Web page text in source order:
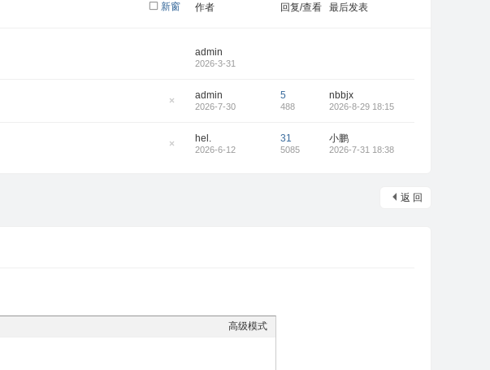
新窗 作者 回复/查看 最后发表
admin
2026-3-31
顶
admin
2026-7-30
5
488
nbbjx
2026-8-29 18:15
hel.
2026-6-12
31
5085
小鹏
2026-7-31 18:38
返 回
高级模式